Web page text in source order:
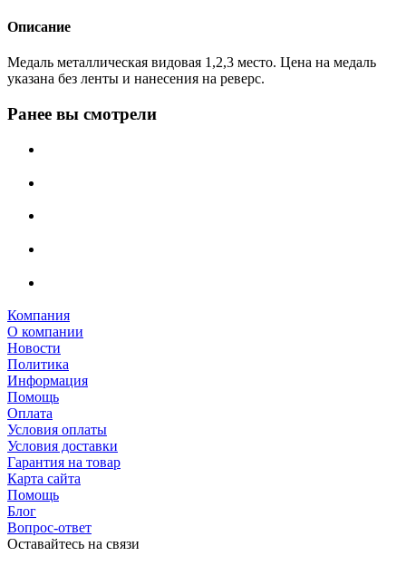
Описание
Медаль металлическая видовая 1,2,3 место. Цена на медаль
указана без ленты и нанесения на реверс.
Ранее вы смотрели
Компания
О компании
Новости
Политика
Информация
Помощь
Оплата
Условия оплаты
Условия доставки
Гарантия на товар
Карта сайта
Помощь
Блог
Вопрос-ответ
Оставайтесь на связи